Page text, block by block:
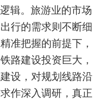
辑。旅游业的市场
行的需求则不断细
准把握的前提下，
路建设投资巨大，
设，对规划线路沿
作深入调研，真正